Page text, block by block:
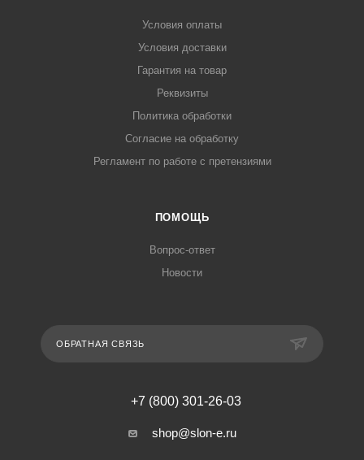
Условия оплаты
Условия доставки
Гарантия на товар
Реквизиты
Политика обработки
Согласие на обработку
Регламент по работе с претензиями
ПОМОЩЬ
Вопрос-ответ
Новости
ОБРАТНАЯ СВЯЗЬ
+7 (800) 301-26-03
shop@slon-e.ru